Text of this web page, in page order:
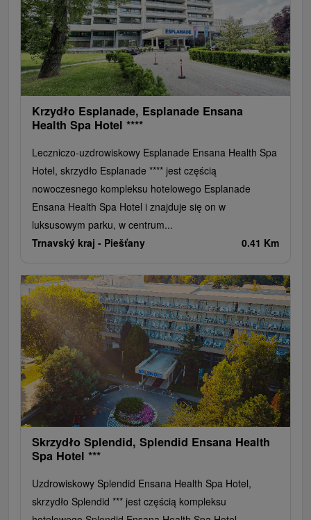
Krzydło Esplanade, Esplanade Ensana
Health Spa Hotel ****
Leczniczo-uzdrowiskowy Esplanade Ensana Health Spa
Hotel, skrzydło Esplanade **** jest częścią
nowoczesnego kompleksu hotelowego Esplanade
Ensana Health Spa Hotel i znajduje się on w
luksusowym parku, w centrum...
Trnavský kraj - Piešťany 0.41 Km
Skrzydło Splendid, Splendid Ensana Health
Spa Hotel ***
Uzdrowiskowy Splendid Ensana Health Spa Hotel,
skrzydło Splendid *** jest częścią kompleksu